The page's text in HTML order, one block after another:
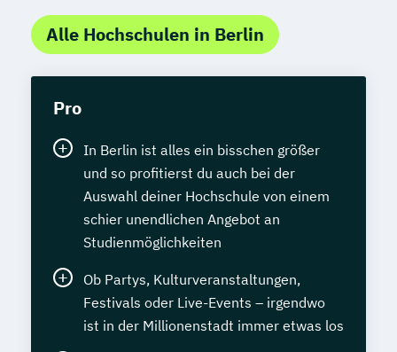
Alle Hochschulen in Berlin
Pro
In Berlin ist alles ein bisschen größer
und so profitierst du auch bei der
Auswahl deiner Hochschule von einem
schier unendlichen Angebot an
Studienmöglichkeiten
Ob Partys, Kulturveranstaltungen,
Festivals oder Live-Events – irgendwo
ist in der Millionenstadt immer etwas los